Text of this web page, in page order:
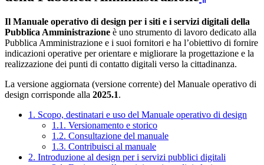
Il Manuale operativo di design per i siti e i servizi digitali della
Pubblica Amministrazione è uno strumento di lavoro dedicato alla
Pubblica Amministrazione e i suoi fornitori e ha l’obiettivo di fornire
indicazioni operative per orientare e migliorare la progettazione e la
realizzazione dei punti di contatto digitali verso la cittadinanza.
La versione aggiornata (versione corrente) del Manuale operativo di
design corrisponde alla 2025.1.
1. Scopo, destinatari e uso del Manuale operativo di design
1.1. Versionamento e storico
1.2. Consultazione del manuale
1.3. Contribuisci al manuale
2. Introduzione al design per i servizi pubblici digitali